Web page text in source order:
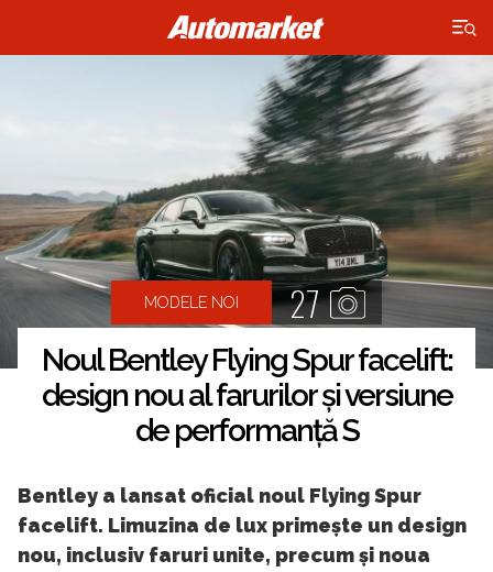
×
MODELE NOI 27
Noul Bentley Flying Spur facelift:
design nou al farurilor și versiune
de performanță S
Bentley a lansat oficial noul Flying Spur
facelift. Limuzina de lux primește un design
nou, inclusiv faruri unite, precum și noua